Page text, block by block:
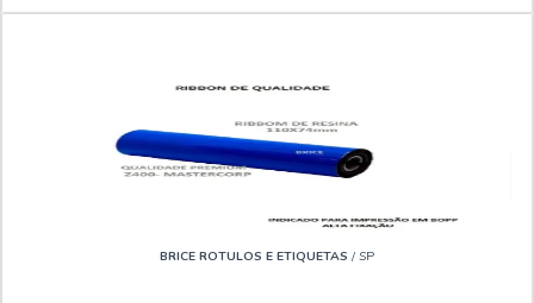
BRICE ROTULOS E ETIQUETAS / SP